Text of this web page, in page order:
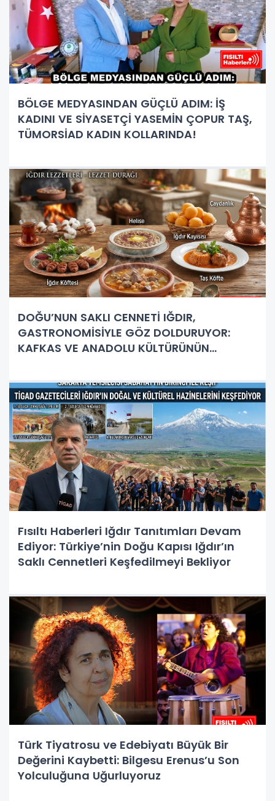
BÖLGE MEDYASINDAN GÜÇLÜ ADIM: İŞ
KADINI VE SİYASETÇİ YASEMİN ÇOPUR TAŞ,
TÜMORSİAD KADIN KOLLARINDA!
DOĞU’NUN SAKLI CENNETİ IĞDIR,
GASTRONOMİSİYLE GÖZ DOLDURUYOR:
KAFKAS VE ANADOLU KÜLTÜRÜNÜN
Fısıltı Haberleri Iğdır Tanıtımları Devam
Ediyor: Türkiye’nin Doğu Kapısı Iğdır’ın
Saklı Cennetleri Keşfedilmeyi Bekliyor
Türk Tiyatrosu ve Edebiyatı Büyük Bir
Değerini Kaybetti: Bilgesu Erenus’u Son
Yolculuğuna Uğurluyoruz